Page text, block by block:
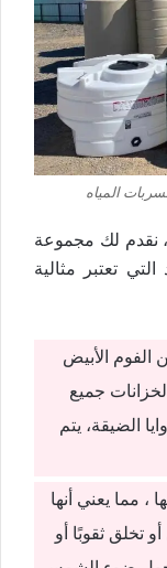
المياه
، نقدم لك مجموعة
تعتبر مثالية
الفوم الأبيض
جميع
الضيقة، يتم
مما يعني أنها
تخلق ثقوبًا أو